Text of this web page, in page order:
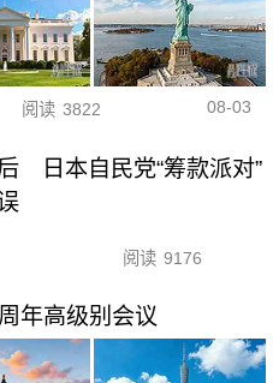
阅读 3822 08-03
日本自民党“筹款派对”
阅读 9176
年高级别会议